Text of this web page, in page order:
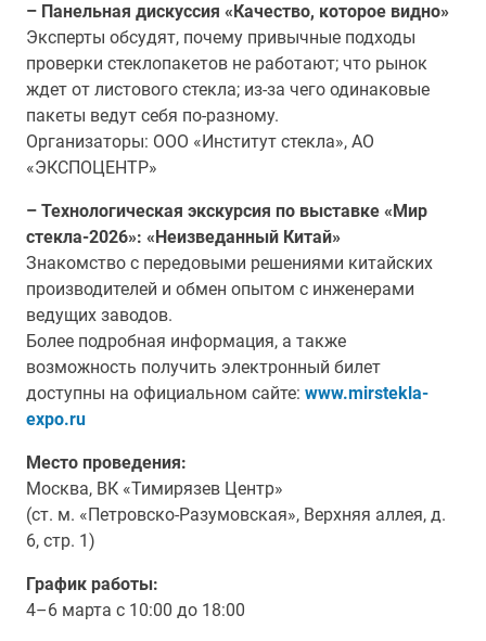
– Панельная дискуссия «Качество, которое видно»
Эксперты обсудят, почему привычные подходы
проверки стеклопакетов не работают; что рынок
ждет от листового стекла; из-за чего одинаковые
пакеты ведут себя по-разному.
Организаторы: ООО «Институт стекла», АО
«ЭКСПОЦЕНТР»
– Технологическая экскурсия по выставке «Мир
стекла-2026»: «Неизведанный Китай»
Знакомство с передовыми решениями китайских
производителей и обмен опытом с инженерами
ведущих заводов.
Более подробная информация, а также
возможность получить электронный билет
доступны на официальном сайте: www.mirstekla-
expo.ru
Место проведения:
Москва, ВК «Тимирязев Центр»
(ст. м. «Петровско-Разумовская», Верхняя аллея, д.
6, стр. 1)
График работы:
4–6 марта с 10:00 до 18:00